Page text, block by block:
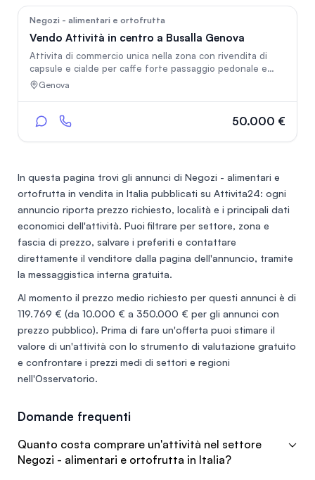
Negozi - alimentari e ortofrutta
Vendo Attività in centro a Busalla Genova
Attivita di commercio unica nella zona con rivendita di
capsule e cialde per caffe forte passaggio pedonale e
veicolare giro daffari di 75.000 € l'anno ancora da
Genova
50.000 €
In questa pagina trovi gli annunci di Negozi - alimentari e
ortofrutta in vendita in Italia pubblicati su Attivita24: ogni
annuncio riporta prezzo richiesto, località e i principali dati
economici dell'attività. Puoi filtrare per settore, zona e
fascia di prezzo, salvare i preferiti e contattare
direttamente il venditore dalla pagina dell'annuncio, tramite
la messaggistica interna gratuita.
Al momento il prezzo medio richiesto per questi annunci è di
119.769 € (da 10.000 € a 350.000 € per gli annunci con
prezzo pubblico). Prima di fare un'offerta puoi stimare il
valore di un'attività con lo strumento di valutazione gratuito
e confrontare i prezzi medi di settori e regioni
nell'Osservatorio.
Domande frequenti
Quanto costa comprare un'attività nel settore
Negozi - alimentari e ortofrutta in Italia?